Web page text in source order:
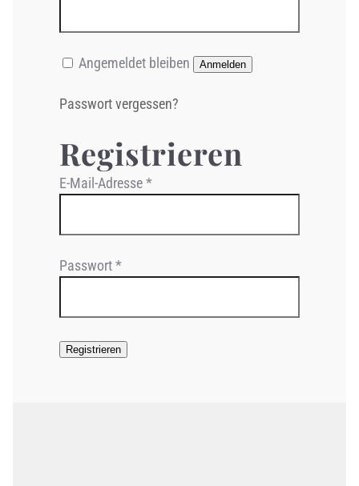
Angemeldet bleiben Anmelden
Passwort vergessen?
Registrieren
E-Mail-Adresse*Erforderlich
Passwort*Erforderlich
Registrieren